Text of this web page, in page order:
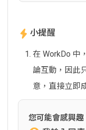
小提醒
在 WorkDo 中
論互動，因此
意，直接立即
您可能會感興趣